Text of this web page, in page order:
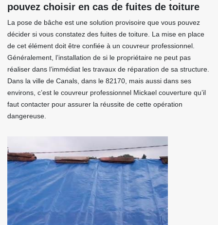
pouvez choisir en cas de fuites de toiture
La pose de bâche est une solution provisoire que vous pouvez
décider si vous constatez des fuites de toiture. La mise en place
de cet élément doit être confiée à un couvreur professionnel.
Généralement, l’installation de si le propriétaire ne peut pas
réaliser dans l’immédiat les travaux de réparation de sa structure.
Dans la ville de Canals, dans le 82170, mais aussi dans ses
environs, c’est le couvreur professionnel Mickael couverture qu’il
faut contacter pour assurer la réussite de cette opération
dangereuse.